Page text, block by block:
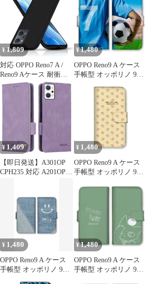
a リノ7 Reno オッポ 9
スマホケース a おしゃ
れ リング付き / A 7 A/7
Reno9 a OPPO ホワイ
ト) 【Yikasina】
マト 玉ねぎ トウモロコ
シ ピーマン キャベツ
ゆるキャラ かわいい カ
ラー08
¥ 1,809
対応 OPPO Reno7 A /
Reno9 Aケース 耐衝撃
薄型 磨り表面 指紋防止
OPG04 A201OP
CPH2353 ケース ブラッ
ク 全面保護 TPU 素材
滑り止め すり傷防止 柔
軟 携帯便利 オッポリノ
7A/9A スマホケース
（ブラック）
¥1,480
OPPO Reno9 A ケース
手帳型 オッポリノ 9A
ス サッカー スポーツ
サッカーボール スニー
カー 試合 かっこいい
カラー03
¥ 1,409
【即日発送】A301OP
CPH235 対応 A201OP
Reno9A スマホケース
AIPITORR Reno7A スタ
ンド カバー 適用 カー
ド 手帳型 カード入れ
ストラップ A カードケ
ース A
¥ 1,480
OPPO Reno9 A ケース
手帳型 オッポリノ 9A
ス さくらんぼ いちご
りんご レモン フルーツ
かわいい 果物 モモ ド
ット柄 カラー07
¥ 1,480
OPPO Reno9 A ケース
手帳型 オッポリノ 9A
¥ 1,480
OPPO Reno9 A ケース
手帳型 オッポリノ 9A